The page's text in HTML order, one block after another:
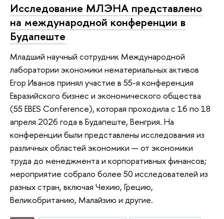
Исследование МЛЭНА представлено
на международной конференции в
Будапеште
Младший научный сотрудник Международной
лаборатории экономики нематериальных активов
Егор Иванов принял участие в 55-я конференция
Евразийского бизнес и экономического общества
(55 EBES Conference), которая проходила с 16 по 18
апреля 2026 года в Будапеште, Венгрия. На
конференции были представлены исследования из
различных областей экономики — от экономики
труда до менеджмента и корпоративных финансов;
мероприятие собрало более 50 исследователей из
разных стран, включая Чехию, Грецию,
Великобританию, Малайзию и другие.